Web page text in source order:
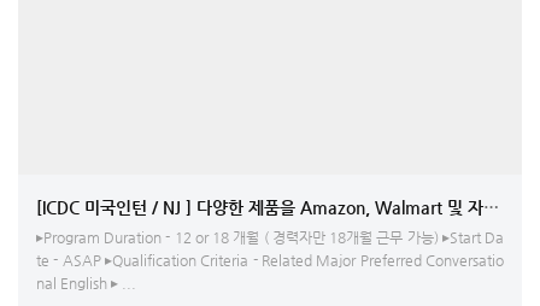
[ICDC 미국인턴 / NJ ] 다양한 제품을 Amazon, Walmart 및 자체 웹사
▸Program Duration - 12 or 18 개월 ( 경력자만 18개월 근무 가능) ▸Start Da
te - ASAP ▸Qualification Criteria - Related Major Preferred Conversatio
nal English ▸ ...